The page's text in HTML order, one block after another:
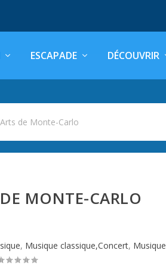
ESCAPADE DÉCOUVRIR
de Monte-Carlo
MONTE-CARLO
, Musique classique,Concert, Musique